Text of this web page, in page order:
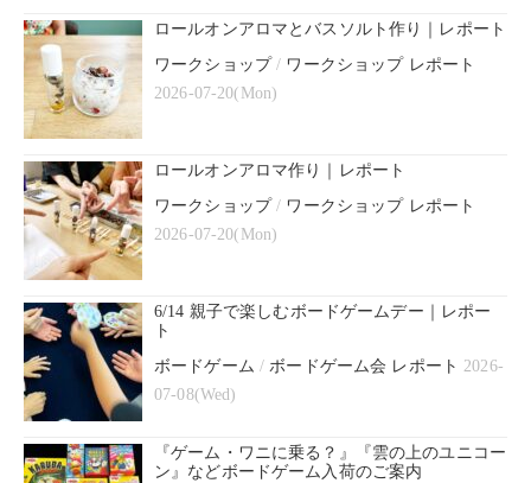
ロールオンアロマとバスソルト作り｜レポート
ワークショップ/ ワークショップ レポート
2026-07-20(Mon)
ロールオンアロマ作り｜レポート
ワークショップ/ ワークショップ レポート
2026-07-20(Mon)
6/14 親子で楽しむボードゲームデー｜レポー
ト
ボードゲーム /ボードゲーム会 レポート 2026-
07-08(Wed)
『ゲーム・ワニに乗る？』『雲の上のユニコー
ン』などボードゲーム入荷のご案内